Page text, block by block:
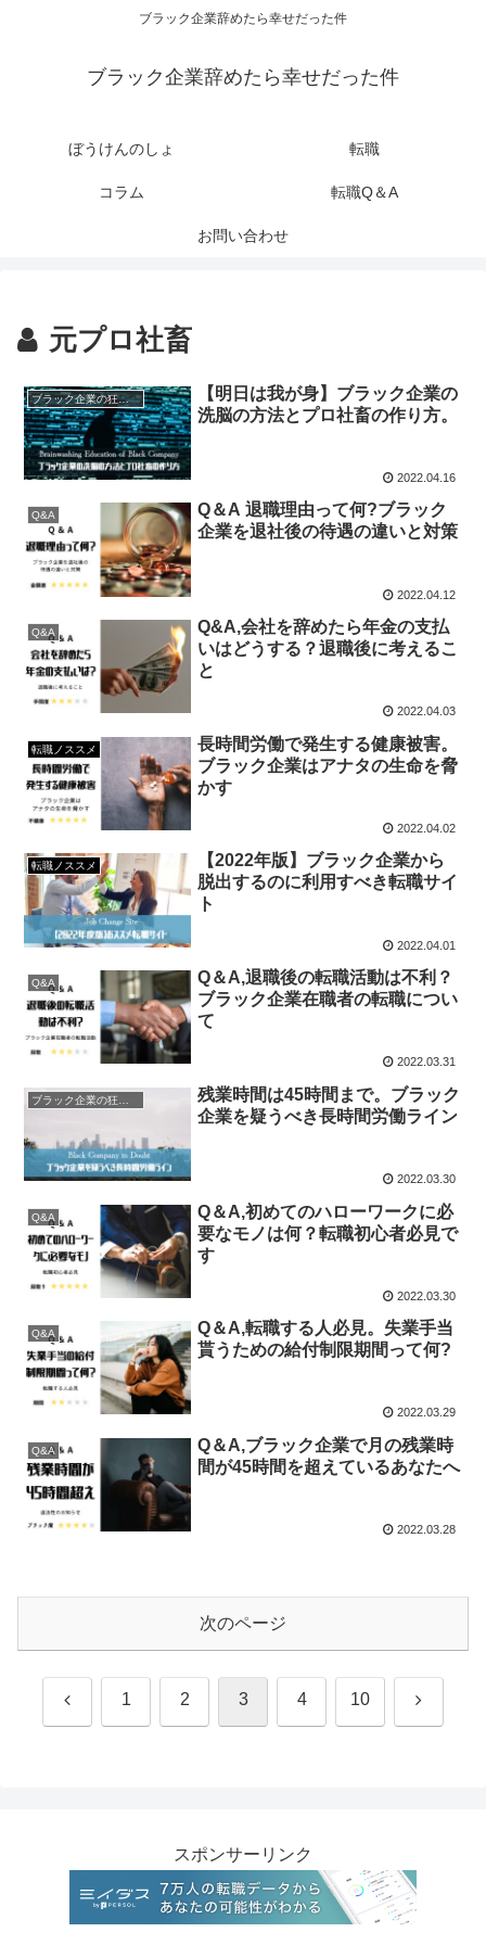
ブラック企業辞めたら幸せだった件
ブラック企業辞めたら幸せだった件
ぼうけんのしょ 転職
コラム 転職Q＆A
お問い合わせ
元プロ社畜
ブラック企業の狂った実態
【明日は我が身】ブラック企業の
洗脳の方法とプロ社畜の作り方。
2022.04.16
Q&A
Q＆A 退職理由って何?ブラック
企業を退社後の待遇の違いと対策
2022.04.12
Q&A
Q&A,会社を辞めたら年金の支払
いはどうする？退職後に考えるこ
と
2022.04.03
転職ノススメ
長時間労働で発生する健康被害。
ブラック企業はアナタの生命を脅
かす
2022.04.02
転職ノススメ
【2022年版】ブラック企業から
脱出するのに利用すべき転職サイ
ト
2022.04.01
Q&A
Q＆A,退職後の転職活動は不利？
ブラック企業在職者の転職につい
て
2022.03.31
残業時間は45時間まで。ブラック
企業を疑うべき長時間労働ライン
2022.03.30
Q&A
Q＆A,初めてのハローワークに必
要なモノは何？転職初心者必見で
す
2022.03.30
Q&A
Q＆A,転職する人必見。失業手当
貰うための給付制限期間って何?
2022.03.29
Q&A
Q＆A,ブラック企業で月の残業時
間が45時間を超えているあなたへ
2022.03.28
次のページ
前 1 2 3 4 10 次
スポンサーリンク